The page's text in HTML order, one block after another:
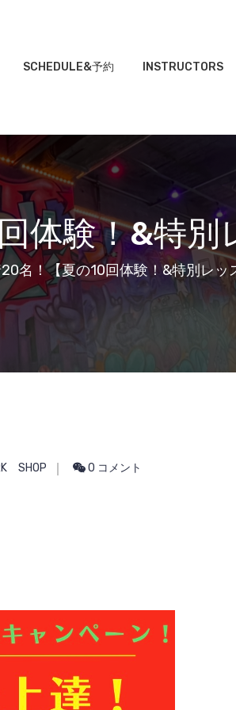
SCHEDULE&予約 INSTRUCTORS
体験！&特別
名！【夏の10回体験！&特別レッ
SHOP 0 コメント